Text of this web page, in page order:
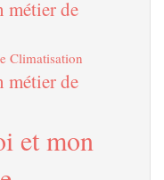
métier de
Climatisation
métier de
et mon